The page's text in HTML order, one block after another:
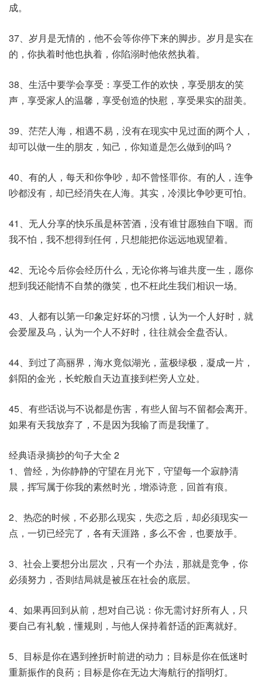
成。
37、岁月是无情的，他不会等你停下来的脚步。岁月是实在
的，你执着时他也执着，你陷溺时他依然执着。
38、生活中要学会享受：享受工作的欢快，享受朋友的笑
声，享受家人的温馨，享受创造的快慰，享受果实的甜美。
39、茫茫人海，相遇不易，没有在现实中见过面的两个人，
却可以做一生的朋友，知己，你知道是怎么做到的吗？
40、有的人，每天和你争吵，却不曾怪罪你。有的人，连争
吵都没有，却已经消失在人海。其实，冷漠比争吵更可怕。
41、无人分享的快乐虽是杯苦酒，没有谁甘愿独自下咽。而
我不怕，我不想得到任何，只想能把你远远地观望着。
42、无论今后你会经历什么，无论你将与谁共度一生，愿你
想到我还能情不自禁的微笑，也不枉此生我们相识一场。
43、人都有以第一印象定好坏的习惯，认为一个人好时，就
会爱屋及乌，认为一个人不好时，往往就会全盘否认。
44、到过了高丽界，海水竟似湖光，蓝极绿极，凝成一片，
斜阳的金光，长蛇般自天边直接到栏旁人立处。
45、有些话说与不说都是伤害，有些人留与不留都会离开。
如果有天我放弃了，不是因为我输了而是我懂了。
经典语录摘抄的句子大全 2
1、曾经，为你静静的守望在月光下，守望每一个寂静清
晨，挥写属于你我的素然时光，增添诗意，回首有痕。
2、热恋的时候，不必那么现实，失恋之后，却必须现实一
点，一切已经完了，各有天涯路，多么不舍，也要放手。
3、社会上要想分出层次，只有一个办法，那就是竞争，你
必须努力，否则结局就是被压在社会的底层。
4、如果再回到从前，想对自己说：你无需讨好所有人，只
要自己有礼貌，懂规则，与他人保持着舒适的距离就好。
5、目标是你在遇到挫折时前进的动力；目标是你在低迷时
重新振作的良药；目标是你在无边大海航行的指明灯。